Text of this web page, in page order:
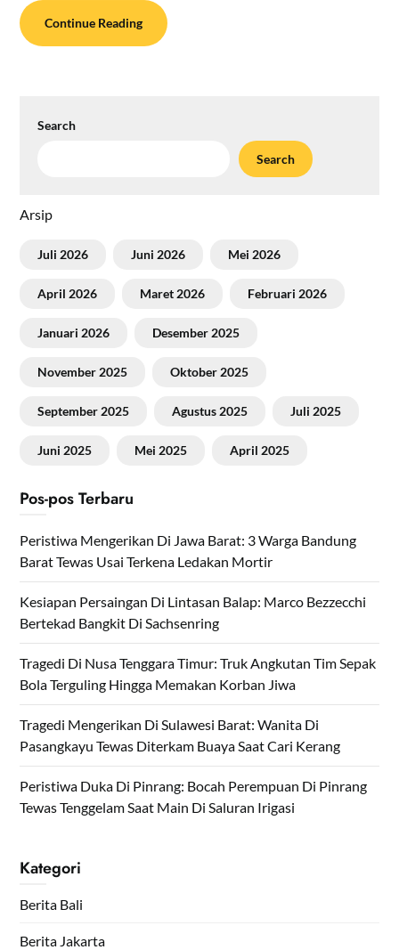
Continue Reading
Search
Search
Arsip
Juli 2026 Juni 2026 Mei 2026
April 2026 Maret 2026 Februari 2026
Januari 2026 Desember 2025
November 2025 Oktober 2025
September 2025 Agustus 2025 Juli 2025
Juni 2025 Mei 2025 April 2025
Pos-pos Terbaru
Peristiwa Mengerikan Di Jawa Barat: 3 Warga Bandung
Barat Tewas Usai Terkena Ledakan Mortir
Kesiapan Persaingan Di Lintasan Balap: Marco Bezzecchi
Bertekad Bangkit Di Sachsenring
Tragedi Di Nusa Tenggara Timur: Truk Angkutan Tim Sepak
Bola Terguling Hingga Memakan Korban Jiwa
Tragedi Mengerikan Di Sulawesi Barat: Wanita Di
Pasangkayu Tewas Diterkam Buaya Saat Cari Kerang
Peristiwa Duka Di Pinrang: Bocah Perempuan Di Pinrang
Tewas Tenggelam Saat Main Di Saluran Irigasi
Kategori
Berita Bali
Berita Jakarta